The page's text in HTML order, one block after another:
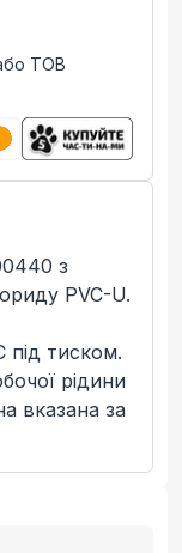
ТОВ
з
PVC-U.
під тиском.
рідини
вказана за